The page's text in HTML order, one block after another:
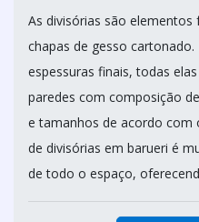
As divisórias são elementos
chapas de gesso
espessuras finais, todas
paredes com composição
e tamanhos de acordo com
de divisórias em barueri é
de todo o espaço,